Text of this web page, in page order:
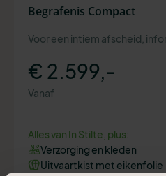
Begrafenis Compact
Voor een intiem afscheid,
€ 2.599,-
Vanaf
Alles van In Stilte, plus:
Verzorging en kleden
Uitvaartkist met eikenfolie